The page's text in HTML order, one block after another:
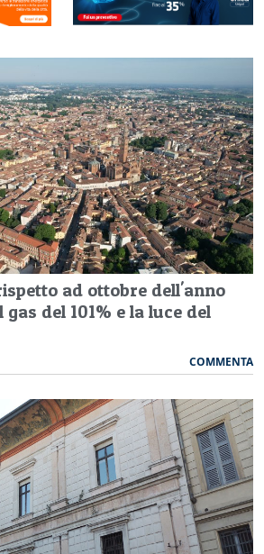
ad ottobre dell'anno
del 101% e la luce del
COMMENTA